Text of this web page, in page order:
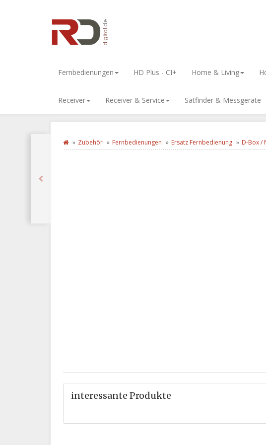
Fernbedienungen HD Plus - CI+ Home & Living
Receiver Receiver & Service Satfinder & Messgeräte
Zubehör Fernbedienungen Ersatz Fernbedienung D-Box /
interessante Produkte